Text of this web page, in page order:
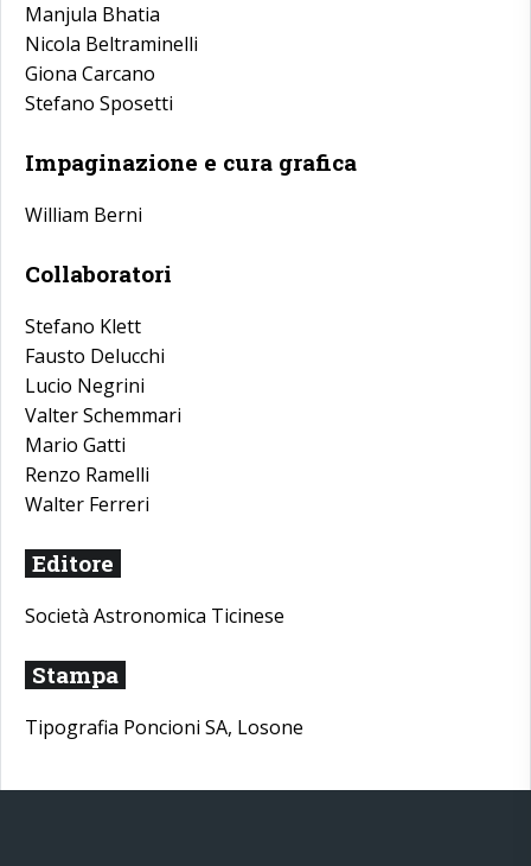
Manjula Bhatia
Nicola Beltraminelli
Giona Carcano
Stefano Sposetti
Impaginazione e cura grafica
William Berni
Collaboratori
Stefano Klett
Fausto Delucchi
Lucio Negrini
Valter Schemmari
Mario Gatti
Renzo Ramelli
Walter Ferreri
Editore
Società Astronomica Ticinese
Stampa
Tipografia Poncioni SA, Losone